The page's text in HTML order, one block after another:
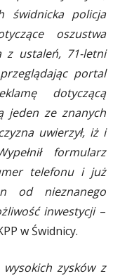
świdnicka policja
oszustwa
z ustaleń, 71-letni
portal
dotyczącą
jeden ze znanych
uwierzył, iż i
formularz
telefonu i już
od nieznanego
inwestycji–
w Świdnicy.
zysków z